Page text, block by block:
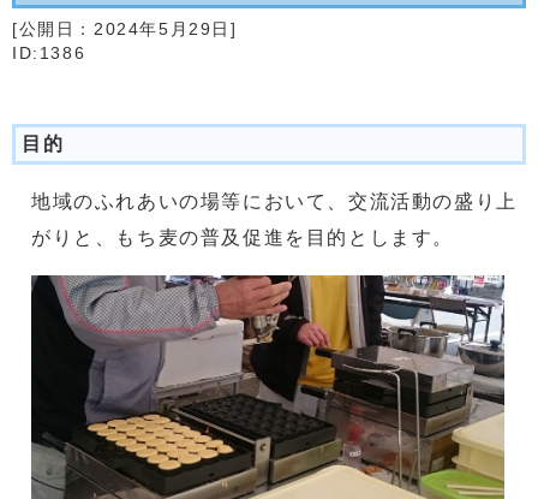
[公開日： 2024年5月29日 ]
ID:1386
目的
地域のふれあいの場等において、交流活動の盛り上
がりと、もち麦の普及促進を目的とします。